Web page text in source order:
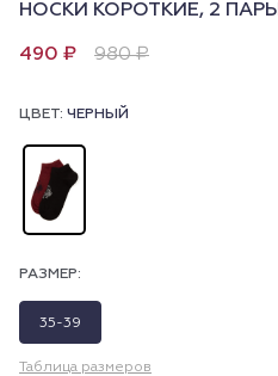
НОСКИ КОРОТКИЕ, 2 ПАРЫ
490 ₽ 980 ₽
ЦВЕТ: ЧЕРНЫЙ
РАЗМЕР:
35-39
Таблица размеров